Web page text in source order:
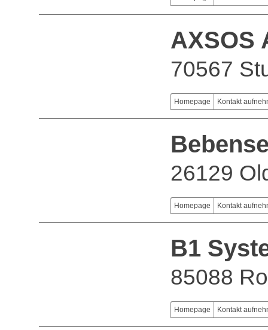
AXSOS
70567
Homepage Kontakt
26129
Homepage Kontakt
B1
85088
Homepage Kontakt